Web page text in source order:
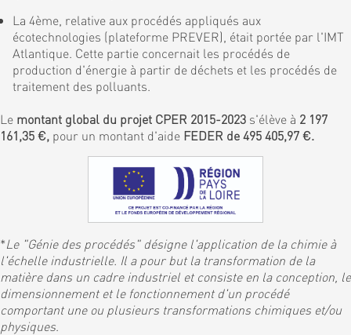
La 4ème, relative aux procédés appliqués aux
écotechnologies (plateforme PREVER), était portée par l'IMT
Atlantique. Cette partie concernait les procédés de
production d'énergie à partir de déchets et les procédés de
traitement des polluants.
Le montant global du projet CPER 2015-2023 s'élève à 2 197
161,35 €, pour un montant d'aide FEDER de 495 405,97 €.
*Le "Génie des procédés" désigne l'application de la chimie à
l'échelle industrielle. Il a pour but la transformation de la
matière dans un cadre industriel et consiste en la conception, le
dimensionnement et le fonctionnement d'un procédé
comportant une ou plusieurs transformations chimiques et/ou
physiques.